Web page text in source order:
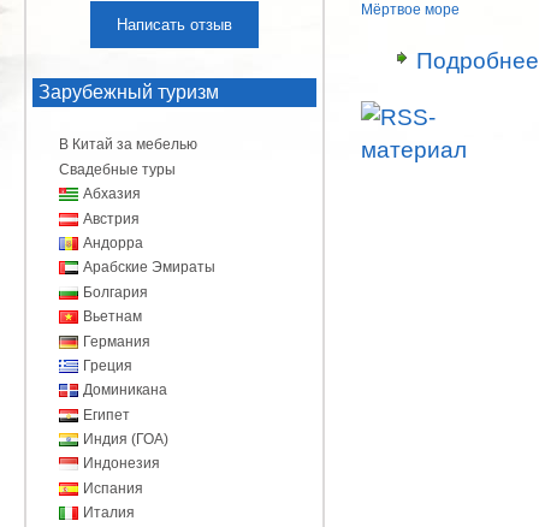
Мёртвое море
Подробнее
Написать отзыв
Зарубежный туризм
В Китай за мебелью
Свадебные туры
Абхазия
Австрия
Андорра
Арабские Эмираты
Болгария
Вьетнам
Германия
Греция
Доминикана
Египет
Индия (ГОА)
Индонезия
Испания
Италия